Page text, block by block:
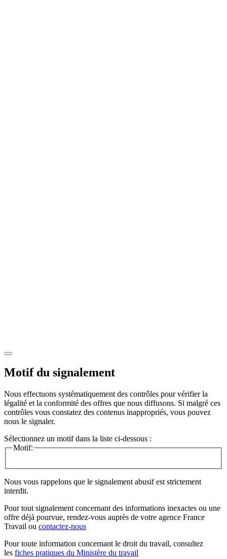
Motif du signalement
Nous effectuons systématiquement des contrôles pour vérifier la
légalité et la conformité des offres que nous diffusons. Si malgré ces
contrôles vous constatez des contenus inappropriés, vous pouvez
nous le signaler.
Sélectionnez un motif dans la liste ci-dessous :
Motif:
Nous vous rappelons que le signalement abusif est strictement
interdit.
Pour tout signalement concernant des informations inexactes ou une
offre déjà pourvue, rendez-vous auprès de votre agence France
Travail ou contactez-nous
Pour toute information concernant le droit du travail, consultez
les fiches pratiques du Ministère du travail